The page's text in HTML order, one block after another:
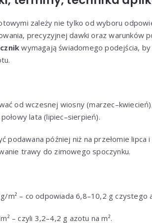
zależy nie tylko od wyboru
precyzyjnej dawki oraz warunków
wymagają świadomego podejścia, by
od wczesnej wiosny
lata (lipiec–sierpień).
podawana później niż na przełomie lipca
trawy do zimowego spoczynku.
m² – co odpowiada 6,8–10,2 g czystego
– czyli 3,2–4,2 g azotu na m².